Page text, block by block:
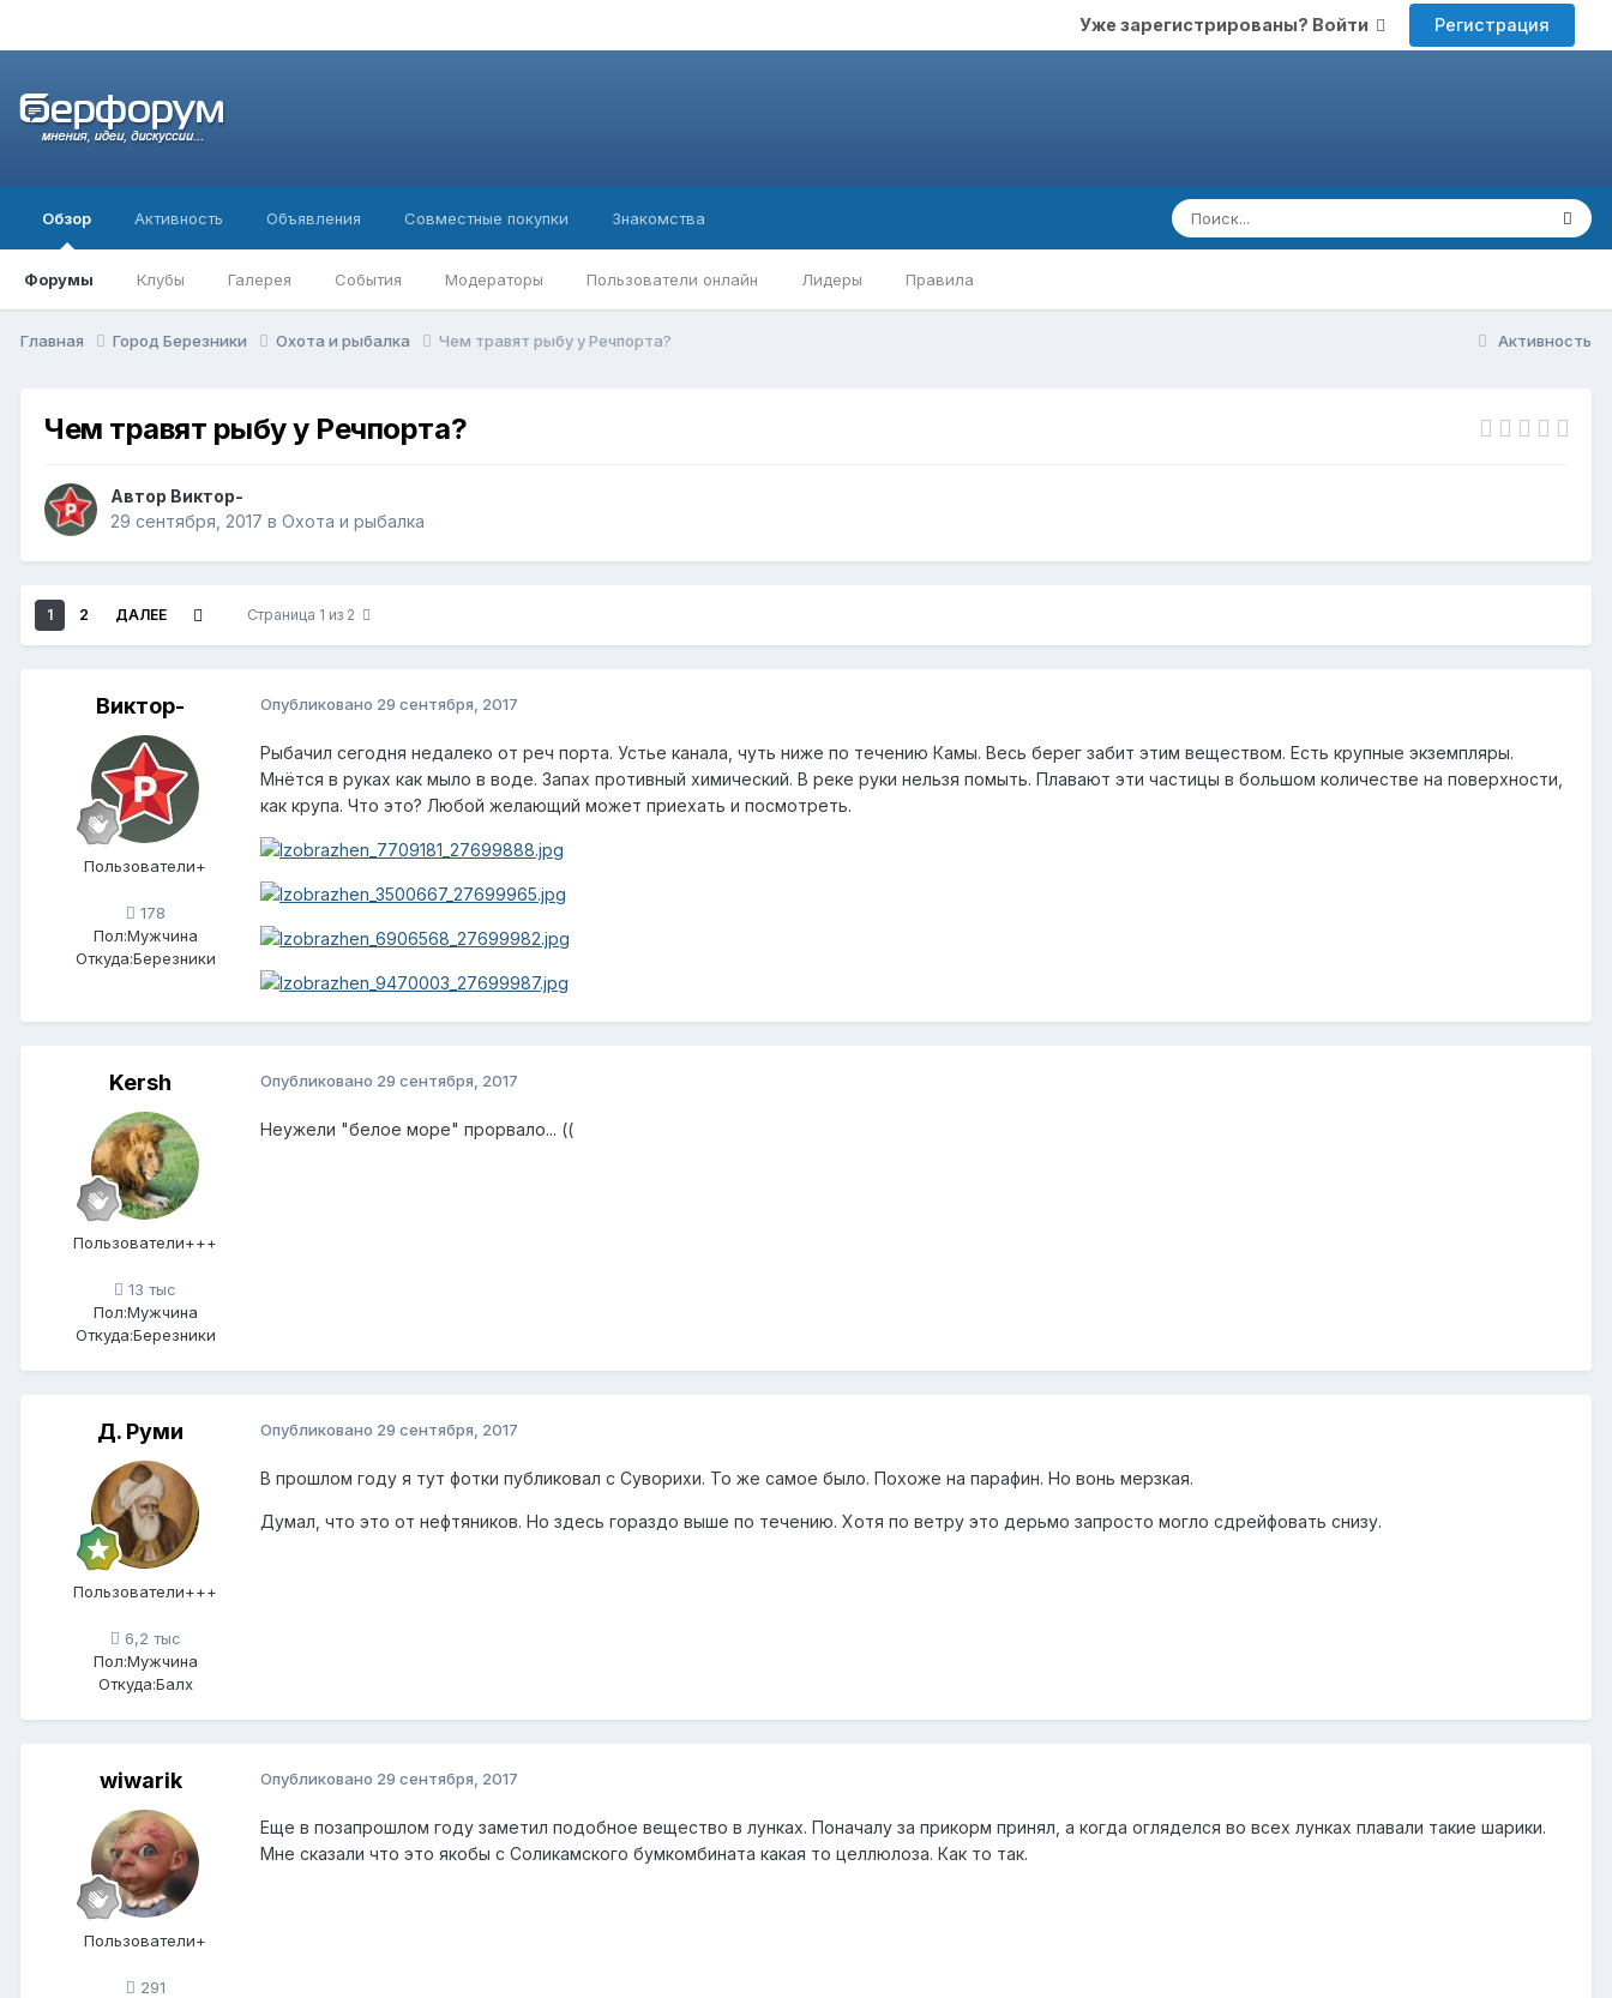
Уже зарегистрированы? Войти Регистрация
Обзор
Форумы Клубы Галерея События Модераторы Пользователи онлайн Лидеры Правила
Активность Объявления Совместные покупки Знакомства
Активность
Главная Город Березники Охота и рыбалка Чем травят рыбу у Речпорта?
Чем травят рыбу у Речпорта?
Автор Виктор-
29 сентября, 2017 в Охота и рыбалка
1 2 ДАЛЕЕ Страница 1 из 2
Виктор-
Пользователи+
178
Пол:Мужчина
Откуда:Березники
Опубликовано 29 сентября, 2017
Рыбачил сегодня недалеко от реч порта. Устье канала, чуть ниже по течению Камы. Весь берег забит этим веществом. Есть крупные экземпляры.
Мнётся в руках как мыло в воде. Запах противный химический. В реке руки нельзя помыть. Плавают эти частицы в большом количестве на поверхности,
как крупа. Что это? Любой желающий может приехать и посмотреть.
Kersh
Пользователи+++
13 тыс
Пол:Мужчина
Откуда:Березники
Опубликовано 29 сентября, 2017
Неужели "белое море" прорвало... ((
Д. Руми
Пользователи+++
6,2 тыс
Пол:Мужчина
Откуда:Балх
Опубликовано 29 сентября, 2017
В прошлом году я тут фотки публиковал с Суворихи. То же самое было. Похоже на парафин. Но вонь мерзкая.
Думал, что это от нефтяников. Но здесь гораздо выше по течению. Хотя по ветру это дерьмо запросто могло сдрейфовать снизу.
wiwarik
Пользователи+
291
Опубликовано 29 сентября, 2017
Еще в позапрошлом году заметил подобное вещество в лунках. Поначалу за прикорм принял, а когда огляделся во всех лунках плавали такие шарики.
Мне сказали что это якобы с Соликамского бумкомбината какая то целлюлоза. Как то так.